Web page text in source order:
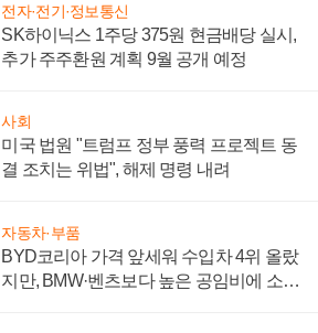
전자·전기·정보통신
SK하이닉스 1주당 375원 현금배당 실시,
추가 주주환원 계획 9월 공개 예정
사회
미국 법원 "트럼프 정부 풍력 프로젝트 동
결 조치는 위법", 해제 명령 내려
자동차·부품
BYD코리아 가격 앞세워 수입차 4위 올랐
지만, BMW·벤츠보다 높은 공임비에 소비